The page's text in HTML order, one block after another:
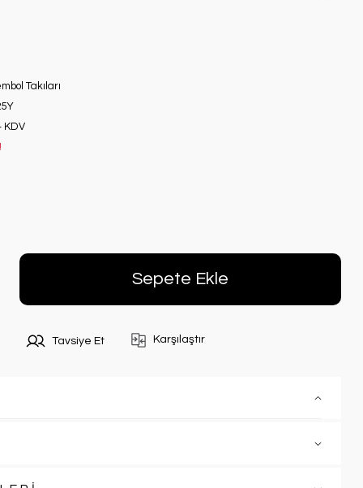
Takıları
KDV
Sepete Ekle
Tavsiye Et Karşılaştır